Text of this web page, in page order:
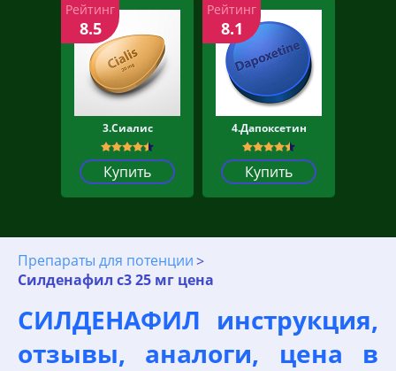
3.Сиалис
Купить
Рейтинг
8.5
4.Дапоксетин
Купить
Рейтинг
8.1
Препараты для потенции
Силденафил с3 25 мг цена
СИЛДЕНАФИЛ инструкция,
отзывы, аналоги, цена в